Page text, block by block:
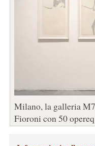
Milano, la galleria
Fioroni con 50 opereq